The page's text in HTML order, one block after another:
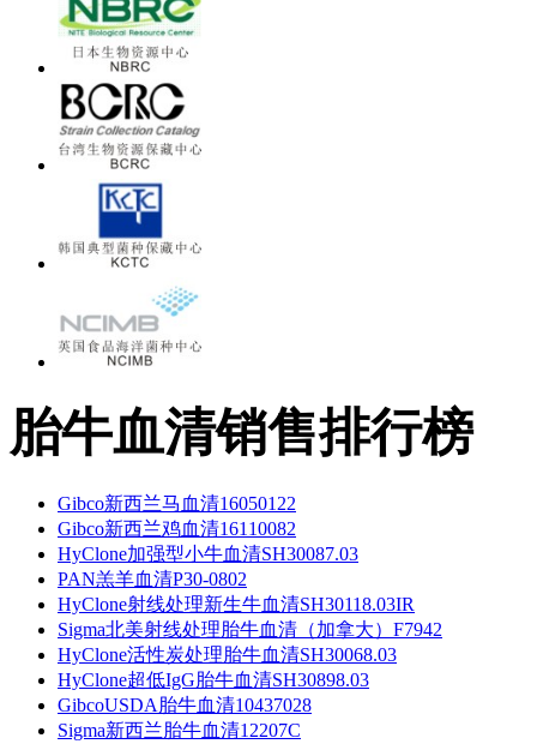
胎牛血清销售排行榜
Gibco新西兰马血清16050122
Gibco新西兰鸡血清16110082
HyClone加强型小牛血清SH30087.03
PAN羔羊血清P30-0802
HyClone射线处理新生牛血清SH30118.03IR
Sigma北美射线处理胎牛血清（加拿大）F7942
HyClone活性炭处理胎牛血清SH30068.03
HyClone超低IgG胎牛血清SH30898.03
GibcoUSDA胎牛血清10437028
Sigma新西兰胎牛血清12207C